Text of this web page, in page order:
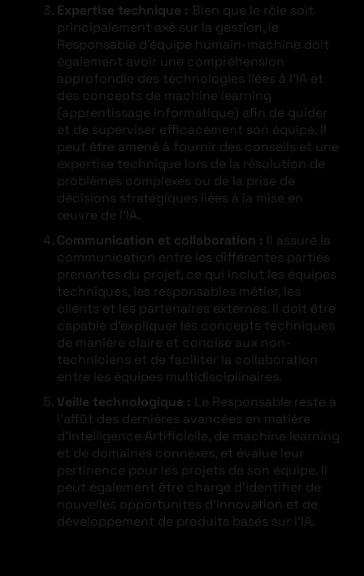
Expertise technique : Bien que le rôle soit
principalement axé sur la gestion, le
Responsable d’équipe humain-machine doit
également avoir une compréhension
approfondie des technologies liées à l’IA et
des concepts de machine learning
(apprentissage informatique) afin de guider
et de superviser efficacement son équipe. Il
peut être amené à fournir des conseils et une
expertise technique lors de la résolution de
problèmes complexes ou de la prise de
décisions stratégiques liées à la mise en
œuvre de l’IA.
Communication et collaboration : Il assure la
communication entre les différentes parties
prenantes du projet, ce qui inclut les équipes
techniques, les responsables métier, les
clients et les partenaires externes. Il doit être
capable d’expliquer les concepts techniques
de manière claire et concise aux non-
techniciens et de faciliter la collaboration
entre les équipes multidisciplinaires.
Veille technologique : Le Responsable reste à
l’affût des dernières avancées en matière
d’Intelligence Artificielle, de machine learning
et de domaines connexes, et évalue leur
pertinence pour les projets de son équipe. Il
peut également être chargé d’identifier de
nouvelles opportunités d’innovation et de
développement de produits basés sur l’IA.